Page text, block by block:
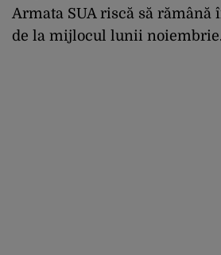
Armata SUA riscă să rămână
de la mijlocul lunii